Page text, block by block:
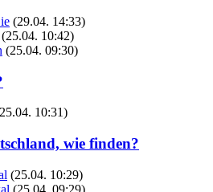
(29.04. 14:33)
(25.04. 10:42)
(25.04. 09:30)
10:31)
wie finden?
(25.04. 10:29)
(25.04. 09:29)